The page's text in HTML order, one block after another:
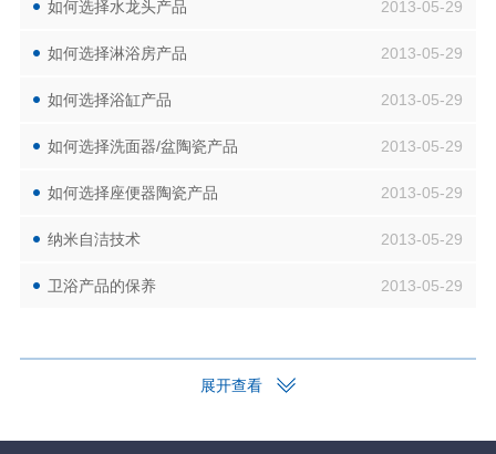
如何选择水龙头产品 2013-05-29
如何选择淋浴房产品 2013-05-29
如何选择浴缸产品 2013-05-29
如何选择洗面器/盆陶瓷产品 2013-05-29
如何选择座便器陶瓷产品 2013-05-29
纳米自洁技术 2013-05-29
卫浴产品的保养 2013-05-29
展开查看